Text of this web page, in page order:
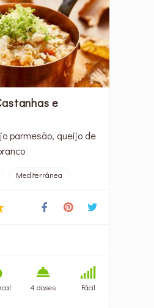
e
parmesão, queijo de
Mediterrânea
4 doses Fácil